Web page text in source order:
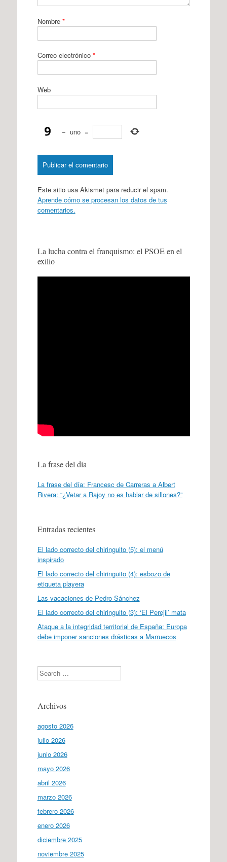
Nombre *
Correo electrónico *
Web
− uno =
Este sitio usa Akismet para reducir el spam.
Aprende cómo se procesan los datos de tus
comentarios.
La lucha contra el franquismo: el PSOE en el
exilio
La frase del día
La frase del día: Francesc de Carreras a Albert
Rivera: “¿Vetar a Rajoy no es hablar de sillones?”
Entradas recientes
El lado correcto del chiringuito (5): el menú
inspirado
El lado correcto del chiringuito (4): esbozo de
etiqueta playera
Las vacaciones de Pedro Sánchez
El lado correcto del chiringuito (3): ‘El Perejil’ mata
Ataque a la integridad territorial de España: Europa
debe imponer sanciones drásticas a Marruecos
Search
Archivos
agosto 2026
julio 2026
junio 2026
mayo 2026
abril 2026
marzo 2026
febrero 2026
enero 2026
diciembre 2025
noviembre 2025